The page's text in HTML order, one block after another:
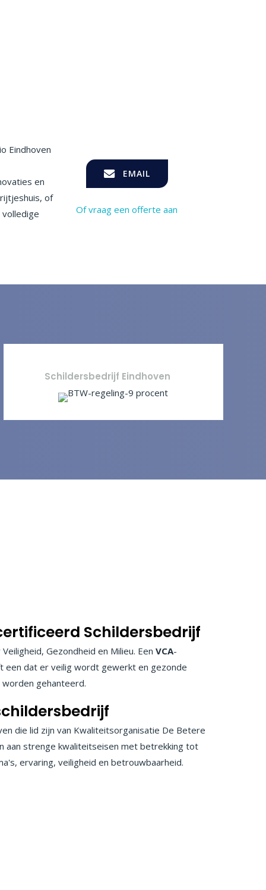
Eindhoven
en
of
EMAIL
Of vraag een offerte aan
Schildersbedrijf Eindhoven
Schildersbedrijf
Gezondheid en Milieu. Een VCA-
een dat er veilig wordt gewerkt en gezonde
gehanteerd.
die lid zijn van Kwaliteitsorganisatie De Betere
aan strenge kwaliteitseisen met betrekking tot
ervaring, veiligheid en betrouwbaarheid.